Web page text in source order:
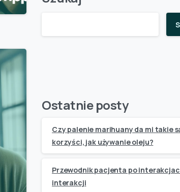
Ostatnie posty
Czy palenie marihuany da mi takie
korzyści, jak używanie oleju?
Przewodnik pacjenta po
interakcji